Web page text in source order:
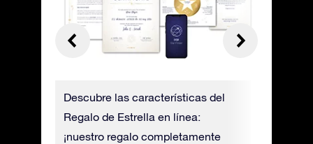
Descubre las características del
Regalo de Estrella en línea:
¡nuestro regalo completamente